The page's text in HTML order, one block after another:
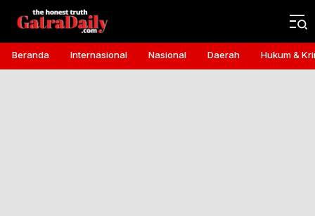
Gatra Daily
the honest truth
Beranda Internasional Nasional Daerah Hukum &